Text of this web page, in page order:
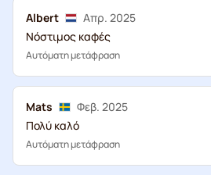
Albert
Απρ. 2025
Νόστιμος καφές
Αυτόματη μετάφραση
Mats
Φεβ. 2025
Πολύ καλό
Αυτόματη μετάφραση